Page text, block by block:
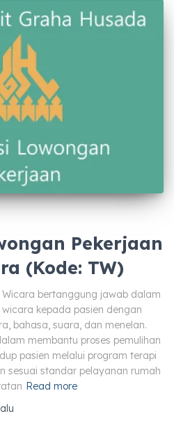
Pekerjaan
(Kode: TW)
Wicara bertanggung jawab dalam
kepada pasien dengan
bahasa, suara, dan menelan.
membantu proses pemulihan
pasien melalui program terapi
sesuai standar pelayanan rumah
Read more